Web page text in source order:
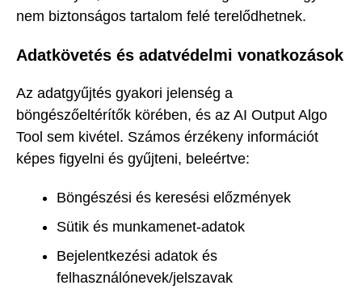
nem biztonságos tartalom felé terelődhetnek.
Adatkövetés és adatvédelmi vonatkozások
Az adatgyűjtés gyakori jelenség a
böngészőeltérítők körében, és az AI Output Algo
Tool sem kivétel. Számos érzékeny információt
képes figyelni és gyűjteni, beleértve:
Böngészési és keresési előzmények
Sütik és munkamenet-adatok
Bejelentkezési adatok és
felhasználónevek/jelszavak